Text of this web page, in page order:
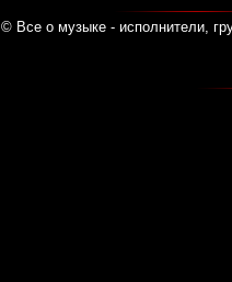
© Все о музыке - исполнители,